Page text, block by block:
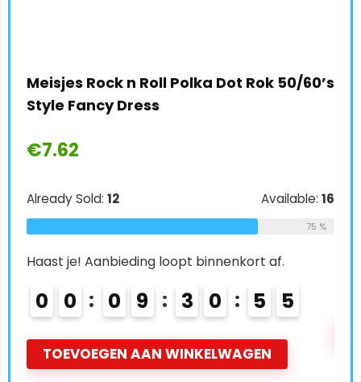
Meisjes Rock n Roll Polka Dot Rok 50/60’s
Style Fancy Dress
€7.62
Already Sold: 12 Available: 16
75 %
Haast je! Aanbieding loopt binnenkort af.
0 0 0 9 3 0 5
4
5
TOEVOEGEN AAN WINKELWAGEN